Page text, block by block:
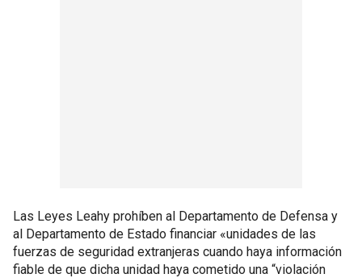
Las Leyes Leahy prohíben al Departamento de Defensa y
al Departamento de Estado financiar «unidades de las
fuerzas de seguridad extranjeras cuando haya información
fiable de que dicha unidad haya cometido una “violación